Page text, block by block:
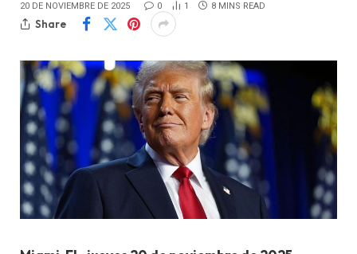
20 DE NOVIEMBRE DE 2025 0 1 8 MINS READ
Share